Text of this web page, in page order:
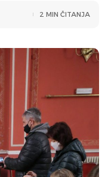
2 MIN ČITANJA